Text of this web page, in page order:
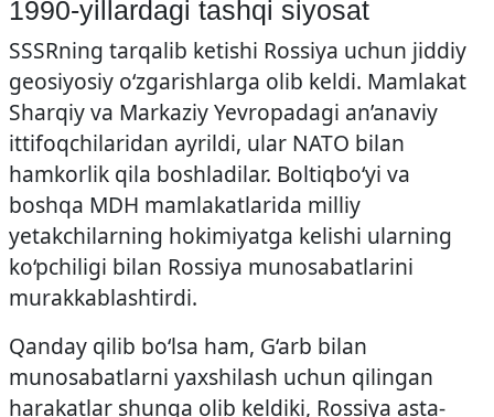
1990-yillardagi tashqi siyosat
SSSRning tarqalib ketishi Rossiya uchun jiddiy
geosiyosiy o‘zgarishlarga olib keldi. Mamlakat
Sharqiy va Markaziy Yevropadagi an’anaviy
ittifoqchilaridan ayrildi, ular NATO bilan
hamkorlik qila boshladilar. Boltiqbo‘yi va
boshqa MDH mamlakatlarida milliy
yetakchilarning hokimiyatga kelishi ularning
ko‘pchiligi bilan Rossiya munosabatlarini
murakkablashtirdi.
Qanday qilib bo‘lsa ham, G‘arb bilan
munosabatlarni yaxshilash uchun qilingan
harakatlar shunga olib keldiki, Rossiya asta-